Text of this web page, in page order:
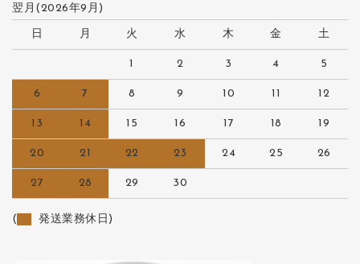
翌月(2026年9月)
日 月 火 水 木 金 土
1 2 3 4 5
6 7 8 9 10 11 12
13 14 15 16 17 18 19
20 21 22 23 24 25 26
27 28 29 30
( 発送業務休日)